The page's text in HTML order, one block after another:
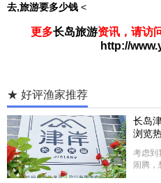
去,旅游要多少钱 <
更多长岛旅游资讯，请访
http://
★ 好评渔家推荐
长岛
浏览
考虑到
闹腾，